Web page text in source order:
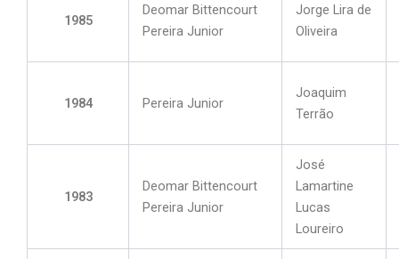
1985
Deomar Bittencourt
Pereira Junior
Jorge Lira de
Oliveira
1984 Pereira Junior
Joaquim
Terrão
1983
Deomar Bittencourt
Pereira Junior
José
Lamartine
Lucas
Loureiro